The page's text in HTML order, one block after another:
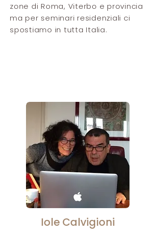
zone di Roma, Viterbo e provincia
ma per seminari residenziali ci
spostiamo in tutta Italia.
Iole Calvigioni